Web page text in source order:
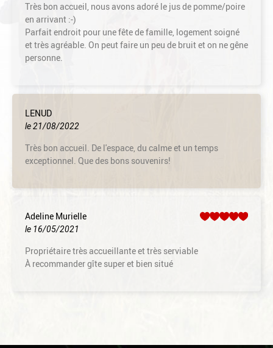
Très bon accueil, nous avons adoré le jus de pomme/poire
en arrivant :-)
Parfait endroit pour une fête de famille, logement soigné
et très agréable. On peut faire un peu de bruit et on ne gêne
personne.
LENUD
le 21/08/2022
Très bon accueil. De l'espace, du calme et un temps
exceptionnel. Que des bons souvenirs!
Adeline Murielle
le 16/05/2021
Propriétaire très accueillante et très serviable
À recommander gîte super et bien situé